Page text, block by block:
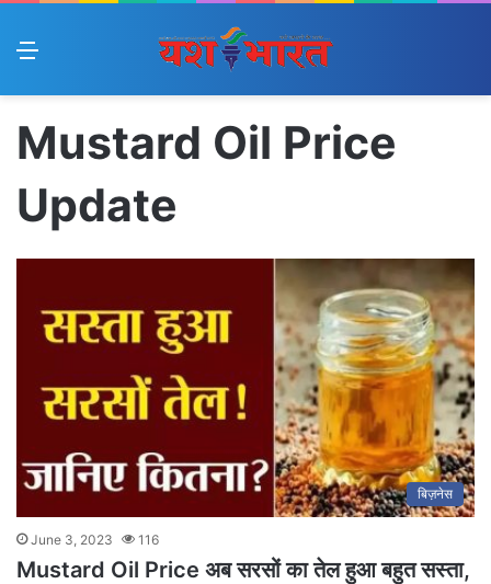
Menu
Mustard Oil Price
Update
बिज़नेस
June 3, 2023 116
Mustard Oil Price अब सरसों का तेल हुआ बहुत सस्ता,